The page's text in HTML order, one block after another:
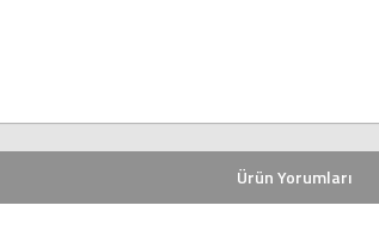
Ürün Yorumları